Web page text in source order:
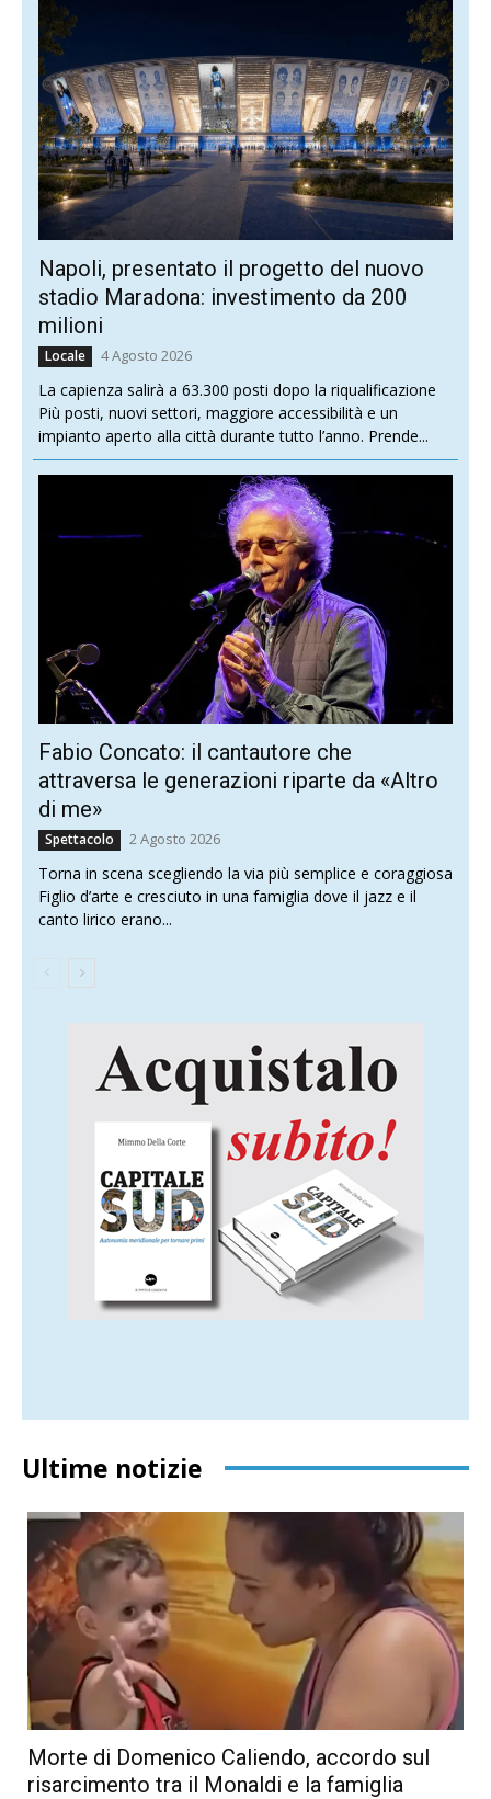
Napoli, presentato il progetto del nuovo
stadio Maradona: investimento da 200
milioni
Locale 4 Agosto 2026
La capienza salirà a 63.300 posti dopo la riqualificazione
Più posti, nuovi settori, maggiore accessibilità e un
impianto aperto alla città durante tutto l’anno. Prende...
Fabio Concato: il cantautore che
attraversa le generazioni riparte da «Altro
di me»
Spettacolo 2 Agosto 2026
Torna in scena scegliendo la via più semplice e coraggiosa
Figlio d’arte e cresciuto in una famiglia dove il jazz e il
canto lirico erano...
Ultime notizie
Morte di Domenico Caliendo, accordo sul
risarcimento tra il Monaldi e la famiglia